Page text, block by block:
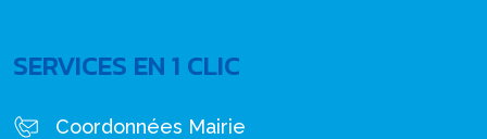
SERVICES EN 1 CLIC
Coordonnées Mairie